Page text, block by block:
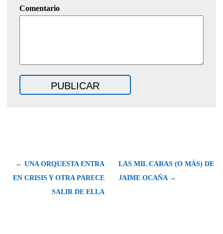
Comentario
← UNA ORQUESTA ENTRA
EN CRISIS Y OTRA PARECE
SALIR DE ELLA
LAS MIL CARAS (O MÁS) DE
JAIME OCAÑA →